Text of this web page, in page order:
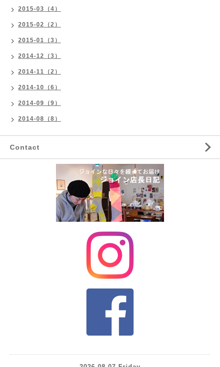
2015-03（4）
2015-02（2）
2015-01（3）
2014-12（3）
2014-11（2）
2014-10（6）
2014-09（9）
2014-08（8）
Contact